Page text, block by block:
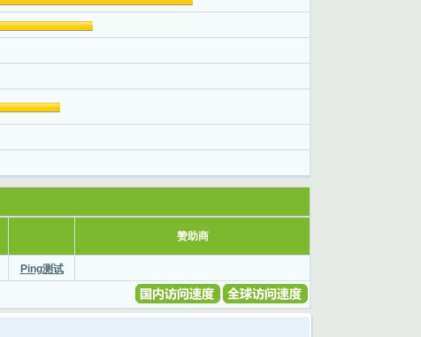
赞助商
Ping测试